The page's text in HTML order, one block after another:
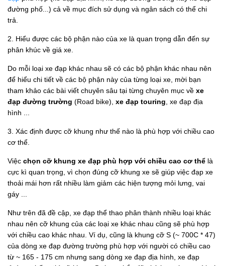
đường phố...) cả về mục đích sử dụng và ngân sách có thể chi
trả.
2. Hiểu được các bộ phận nào của xe là quan trọng dẫn đến sự
phân khúc về giá xe.
Do mỗi loại xe đạp khác nhau sẽ có các bộ phận khác nhau nên
để hiểu chi tiết về các bộ phận này của từng loại xe, mời bạn
tham khảo các bài viết chuyên sâu tại từng chuyên mục về xe
đạp đường trường (Road bike), xe đạp touring , xe đạp địa
hình ...
3. Xác định được cỡ khung như thế nào là phù hợp với chiều cao
cơ thể.
Việc chọn cỡ khung xe đạp phù hợp với chiều cao cơ thể là
cực kì quan trọng, vì chọn đúng cỡ khung xe sẽ giúp việc đạp xe
thoải mái hơn rất nhiều làm giảm các hiện tượng mỏi lưng, vai
gáy ...
Như trên đã đề cập, xe đạp thể thao phân thành nhiều loại khác
nhau nên cỡ khung của các loại xe khác nhau cũng sẽ phù hợp
với chiều cao khác nhau. Ví dụ, cũng là khung cỡ S (~ 700C * 47)
của dòng xe đạp đường trường phù hợp với người có chiều cao
từ ~ 165 - 175 cm nhưng sang dòng xe đạp địa hình, xe đạp